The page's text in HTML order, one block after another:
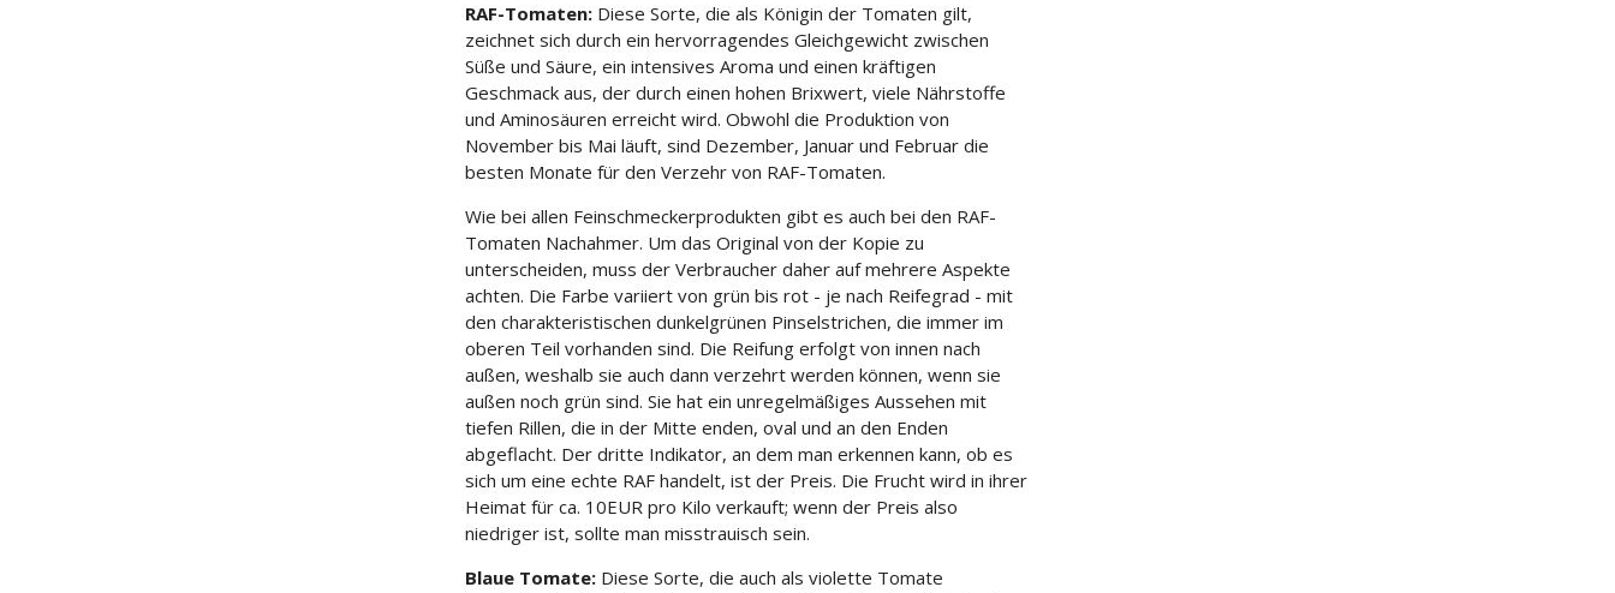
RAF-Tomaten: Diese Sorte, die als Königin der Tomaten gilt,
zeichnet sich durch ein hervorragendes Gleichgewicht zwischen
Süße und Säure, ein intensives Aroma und einen kräftigen
Geschmack aus, der durch einen hohen Brixwert, viele Nährstoffe
und Aminosäuren erreicht wird. Obwohl die Produktion von
November bis Mai läuft, sind Dezember, Januar und Februar die
besten Monate für den Verzehr von RAF-Tomaten.
Wie bei allen Feinschmeckerprodukten gibt es auch bei den RAF-
Tomaten Nachahmer. Um das Original von der Kopie zu
unterscheiden, muss der Verbraucher daher auf mehrere Aspekte
achten. Die Farbe variiert von grün bis rot - je nach Reifegrad - mit
den charakteristischen dunkelgrünen Pinselstrichen, die immer im
oberen Teil vorhanden sind. Die Reifung erfolgt von innen nach
außen, weshalb sie auch dann verzehrt werden können, wenn sie
außen noch grün sind. Sie hat ein unregelmäßiges Aussehen mit
tiefen Rillen, die in der Mitte enden, oval und an den Enden
abgeflacht. Der dritte Indikator, an dem man erkennen kann, ob es
sich um eine echte RAF handelt, ist der Preis. Die Frucht wird in ihrer
Heimat für ca. 10EUR pro Kilo verkauft; wenn der Preis also
niedriger ist, sollte man misstrauisch sein.
Blaue Tomate: Diese Sorte, die auch als violette Tomate